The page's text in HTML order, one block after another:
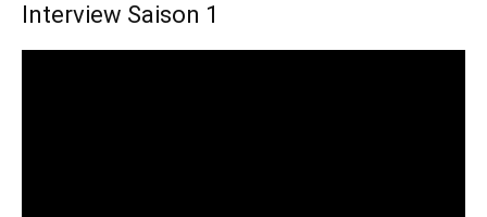
Interview Saison 1